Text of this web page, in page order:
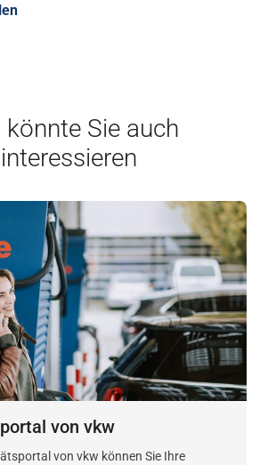
könnte Sie auch
interessieren
von vkw
von vkw können Sie Ihre